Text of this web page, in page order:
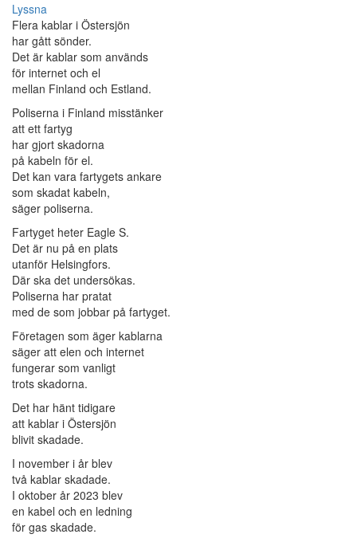
Lyssna
Flera kablar i Östersjön
har gått sönder.
Det är kablar som används
för internet och el
mellan Finland och Estland.
Poliserna i Finland misstänker
att ett fartyg
har gjort skadorna
på kabeln för el.
Det kan vara fartygets ankare
som skadat kabeln,
säger poliserna.
Fartyget heter Eagle S.
Det är nu på en plats
utanför Helsingfors.
Där ska det undersökas.
Poliserna har pratat
med de som jobbar på fartyget.
Företagen som äger kablarna
säger att elen och internet
fungerar som vanligt
trots skadorna.
Det har hänt tidigare
att kablar i Östersjön
blivit skadade.
I november i år blev
två kablar skadade.
I oktober år 2023 blev
en kabel och en ledning
för gas skadade.